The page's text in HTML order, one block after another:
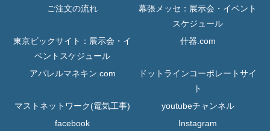
ご注文の流れ
幕張メッセ：展示会・イベント
スケジュール
東京ビックサイト：展示会・イ
ベントスケジュール
什器.com
アパレルマネキン.com
ドットラインコーポレートサイ
ト
マストネットワーク(電気工事)
youtubeチャンネル
facebook
Instagram